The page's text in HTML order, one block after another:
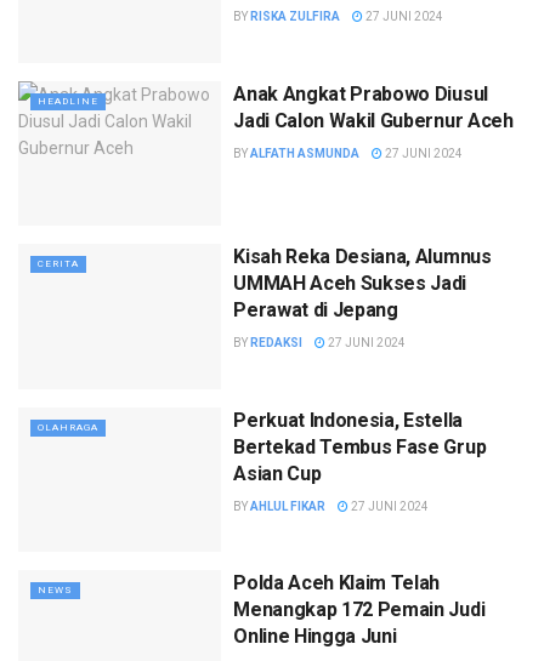
BY RISKA ZULFIRA 27 JUNI 2024
HEADLINE
Anak Angkat Prabowo Diusul
Jadi Calon Wakil Gubernur Aceh
BYALFATH ASMUNDA 27 JUNI 2024
CERITA
Kisah Reka Desiana, Alumnus
UMMAH Aceh Sukses Jadi
Perawat di Jepang
BY REDAKSI 27 JUNI 2024
OLAHRAGA
Perkuat Indonesia, Estella
Bertekad Tembus Fase Grup
Asian Cup
BYAHLUL FIKAR 27 JUNI 2024
NEWS
Polda Aceh Klaim Telah
Menangkap 172 Pemain Judi
Online Hingga Juni